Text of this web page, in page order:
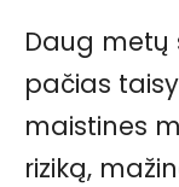
Daug metų
pačias
maistines
riziką,